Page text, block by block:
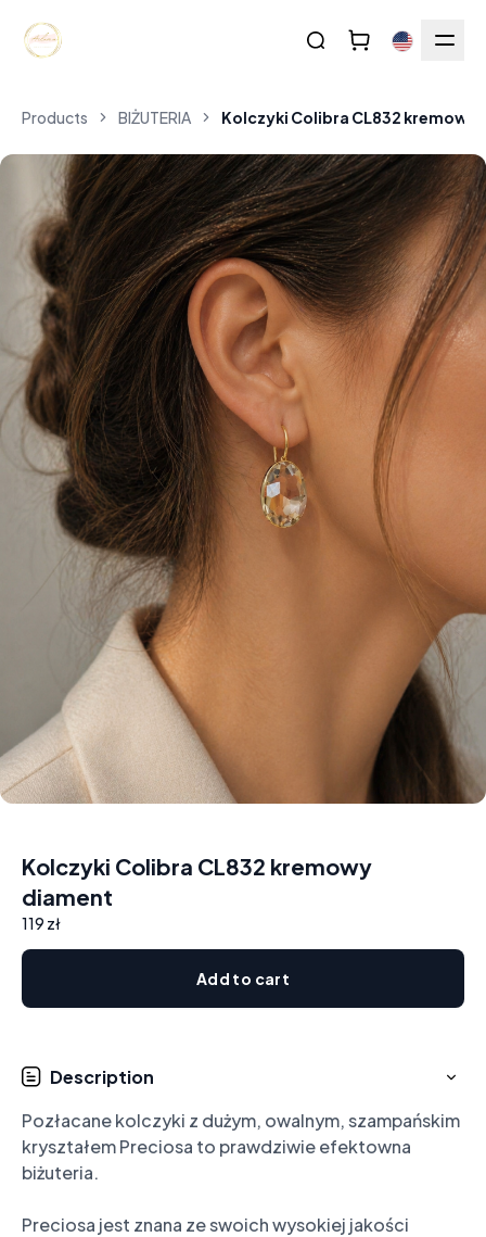
Products BIŻUTERIA Kolczyki Colibra CL832 kremowy
Kolczyki Colibra CL832 kremowy
diament
119 zł
Add to cart
Description
Pozłacane kolczyki z dużym, owalnym, szampańskim
kryształem Preciosa to prawdziwie efektowna
biżuteria.
Preciosa jest znana ze swoich wysokiej jakości